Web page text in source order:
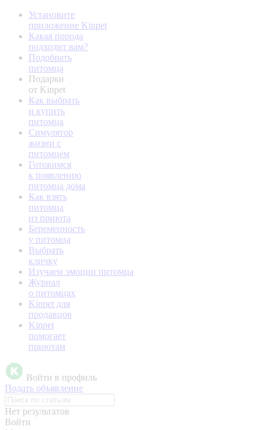
Установите
приложение Kinpet
Какая порода
подходит вам?
Подобрать
питомца
Подарки
от Kinpet
Как выбрать
и купить
питомца
Симулятор
жизни с
питомцем
Готовимся
к появлению
питомца дома
Как взять
питомца
из приюта
Беременность
у питомца
Выбрать
кличку
Изучаем эмоции питомца
Журнал
о питомцах
Kinpet для
продавцов
Kinpet
помогает
приютам
Войти в профиль
Подать объявление
Нет результатов
Войти